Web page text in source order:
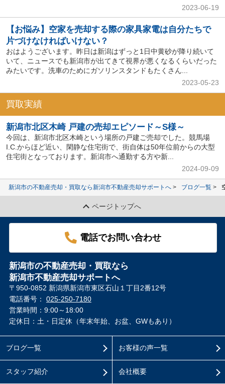
2023-06-19
【お悩み】空家を売却する際の家具家電は自分たちで
片づけなければいけない？
おはようございます。昨日は新潟はずっと1日中黄砂が降り続いて
いて、ニュースでも新潟市が出てきて視界が悪くなるくらいだった
みたいです。洗車のためにガソリンスタンドもたくさん...
2023-05-23
買取実績
新潟市北区木崎 戸建の売却エピソード～S様～
今回は、新潟市北区木崎という場所の戸建ご売却でした。競馬場
I.C.からほど近い、閑静な住宅街で、街自体は50年位前からの大型
住宅街となっております。新潟市へ通勤する方や新...
2024-09-09
新潟市の不動産売却・買取なら新潟市不動産売却サポートへ ブログ一覧
ページトップへ
電話でお問い合わせ
新潟市の不動産売却・買取なら
新潟市不動産売却サポートへ
〒950-0852 新潟県新潟市東区石山１丁目2番12号
電話番号： 025-250-7180
営業時間：9:00～18:00
定休日：土・日定休（年末年始、お盆、GWもあり）
ブログ一覧
スタッフ紹介
お客様の声一覧
会社概要